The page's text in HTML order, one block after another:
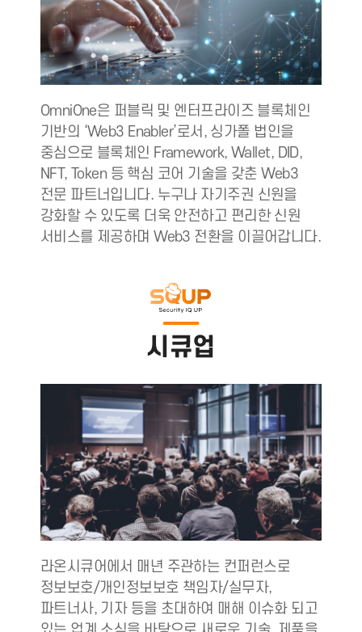
OmniOne은 퍼블릭 및 엔터프라이즈 블록체인
기반의 ‘Web3 Enabler’로서, 싱가폴 법인을
중심으로 블록체인 Framework, Wallet, DID,
NFT, Token 등 핵심 코어 기술을 갖춘 Web3
전문 파트너입니다. 누구나 자기주권 신원을
강화할 수 있도록 더욱 안전하고 편리한 신원
서비스를 제공하며 Web3 전환을 이끌어갑니다.
시큐업
라온시큐어에서 매년 주관하는 컨퍼런스로
정보보호/개인정보보호 책임자/실무자,
파트너사, 기자 등을 초대하여 매해 이슈화 되고